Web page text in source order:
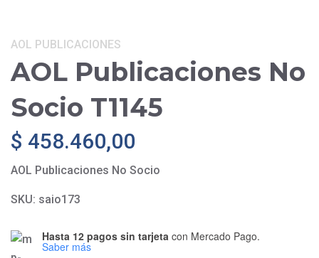
Categoría:
AOL PUBLICACIONES
AOL Publicaciones No
Socio T1145
$ 458.460,00
AOL Publicaciones No Socio
SKU: saio173
Hasta 12 pagos sin tarjeta con Mercado Pago.
Saber más